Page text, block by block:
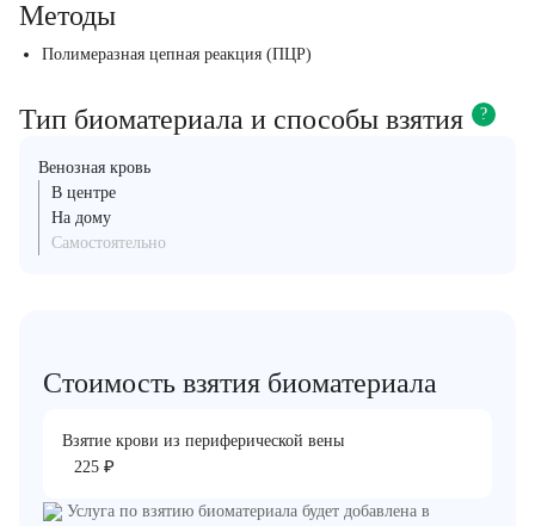
Методы
Полимеразная цепная реакция (ПЦР)
Тип биоматериала и способы взятия ?
Венозная кровь
В центре
На дому
Самостоятельно
Стоимость взятия биоматериала
Взятие крови из периферической вены
225 ₽
Услуга по взятию биоматериала будет добавлена в